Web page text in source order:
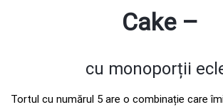
Cake –
cu monoporții
Tortul cu numărul 5 are o combinație care